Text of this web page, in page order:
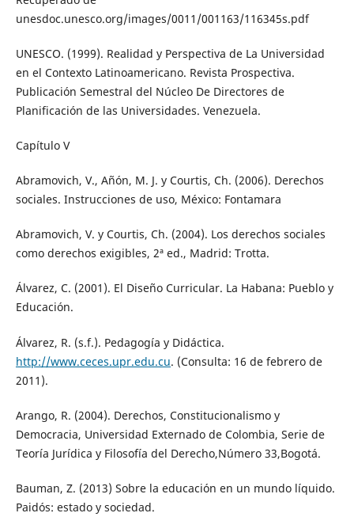
unesdoc.unesco.org/images/0011/001163/116345s.pdf
UNESCO. (1999). Realidad y Perspectiva de La Universidad
en el Contexto Latinoamericano. Revista Prospectiva.
Publicación Semestral del Núcleo De Directores de
Planificación de las Universidades. Venezuela.
Capítulo V
Abramovich, V., Añón, M. J. y Courtis, Ch. (2006). Derechos
sociales. Instrucciones de uso, México: Fontamara
Abramovich, V. y Courtis, Ch. (2004). Los derechos sociales
como derechos exigibles, 2ª ed., Madrid: Trotta.
Álvarez, C. (2001). El Diseño Curricular. La Habana: Pueblo y
Educación.
Álvarez, R. (s.f.). Pedagogía y Didáctica.
http://www.ceces.upr.edu.cu. (Consulta: 16 de febrero de
2011).
Arango, R. (2004). Derechos, Constitucionalismo y
Democracia, Universidad Externado de Colombia, Serie de
Teoría Jurídica y Filosofía del Derecho,Número 33,Bogotá.
Bauman, Z. (2013) Sobre la educación en un mundo líquido.
Paidós: estado y sociedad.